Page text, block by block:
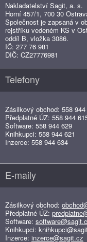
Nakladatelství Sagit, a. s.
Horní 457/1, 700 30
Společnost je zapsaná v
rejstříku vedeném KS v
oddíl B, vložka 3086.
IČ: 277 76 981
DIČ: CZ27776981
Telefony
Zásilkový obchod: 558 944
Předplatné ÚZ: 558 944
Software: 558 944 629
Knihkupci: 558 944 621
Inzerce: 558 944 634
E-maily
Zásilkový obchod:
Předplatné ÚZ:
Software:
Knihkupci:
Inzerce: inzerce@sagit.cz